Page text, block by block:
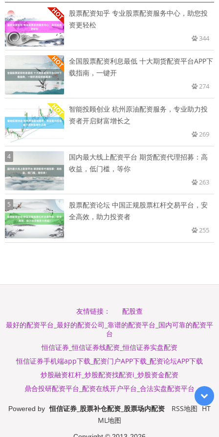
股票配资知乎 专业股票配资服务中心，助您投
资更轻松
344
全国股票配资利息最低 十大期货配资平台APP下
载指南，一键开
274
智能投顾创业 杭州原油配资服务，专业助力投
资者开启财富增长之
269
4
国内最大线上配资平台 期货配资代理招募：高
收益，低门槛，等你
263
5
股票配资论坛 中国正规股票杠杆交易平台，安
全高效，助力投资者
255
友情链接：
配股查
最好的配资平台_最好的配资公司_靠谱的配资平台_国内可靠的配资平
台
恒信证券_恒信证券线配资_恒信证券实盘配资
恒信证券手机端app下载_配资门户APP下载_配资论坛APP下载
炒股融资杠杆_炒股配资找配资i_炒股资金配资
鼎合投研配资平台_配资在线开户平台_合法实盘配资平台
Powered by 恒信证券_股票补仓配资_股票场内配资 RSS地图 HT
ML地图